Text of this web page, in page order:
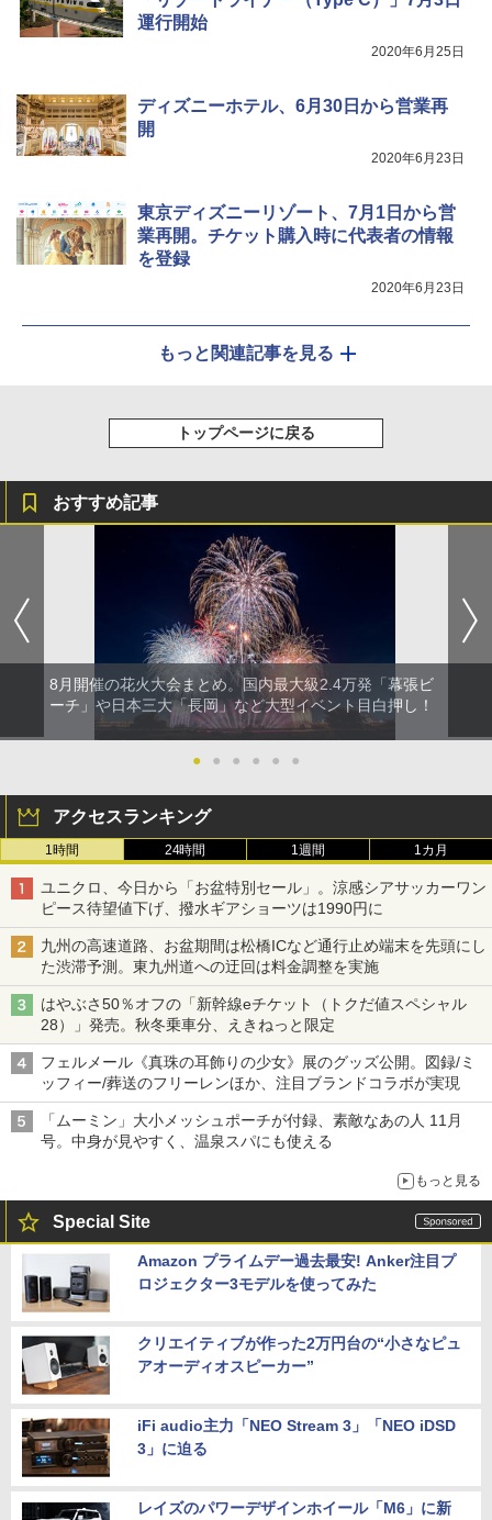
運行開始
2020年6月25日
ディズニーホテル、6月30日から営業再
開
2020年6月23日
東京ディズニーリゾート、7月1日から営
業再開。チケット購入時に代表者の情報
を登録
2020年6月23日
もっと関連記事を見る
トップページに戻る
おすすめ記事
8月開催の花火大会まとめ。国内最大級2.4万発「幕張ビ
ーチ」や日本三大「長岡」など大型イベント目白押し！
● ● ● ● ● ●
アクセスランキング
1時間 24時間 1週間 1カ月
ユニクロ、今日から「お盆特別セール」。涼感シアサッカーワン
ピース待望値下げ、撥水ギアショーツは1990円に
九州の高速道路、お盆期間は松橋ICなど通行止め端末を先頭にし
た渋滞予測。東九州道への迂回は料金調整を実施
はやぶさ50％オフの「新幹線eチケット（トクだ値スペシャル
28）」発売。秋冬乗車分、えきねっと限定
フェルメール《真珠の耳飾りの少女》展のグッズ公開。図録/ミ
ッフィー/葬送のフリーレンほか、注目ブランドコラボが実現
「ムーミン」大小メッシュポーチが付録、素敵なあの人 11月
号。中身が見やすく、温泉スパにも使える
もっと見る
Special Site
Amazon プライムデー過去最安! Anker注目プ
ロジェクター3モデルを使ってみた
クリエイティブが作った2万円台の“小さなピュ
アオーディオスピーカー”
iFi audio主力「NEO Stream 3」「NEO iDSD
3」に迫る
レイズのパワーデザインホイール「M6」に新